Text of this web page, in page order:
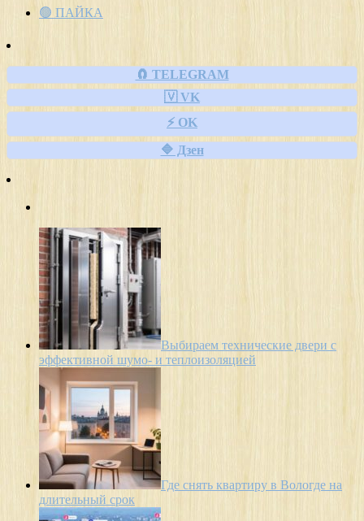
🟢 ПАЙКА
🧲 TELEGRAM
🇻 VK
⚡ OK
🔷 Дзен
Выбираем технические двери с
эффективной шумо- и теплоизоляцией
Где снять квартиру в Вологде на
длительный срок